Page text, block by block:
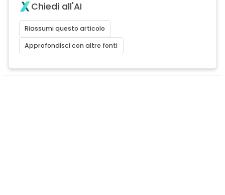
Chiedi all'AI
Riassumi questo articolo
Approfondisci con altre fonti